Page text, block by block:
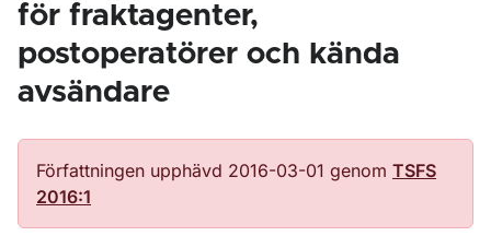
för fraktagenter,
postoperatörer och kända
avsändare
Författningen upphävd 2016-03-01 genom TSFS
2016:1